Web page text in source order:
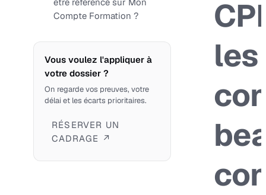
Compte Formation ?
Vous voulez l'appliquer à
votre dossier ?
On regarde vos preuves, votre
délai et les écarts prioritaires.
RÉSERVER UN
CADRAGE ↗